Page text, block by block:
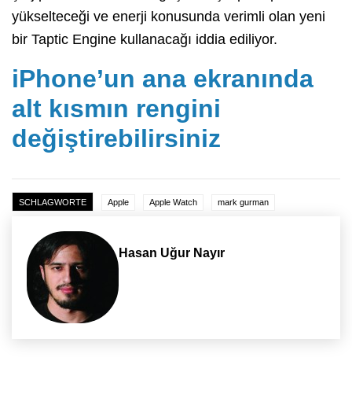
yükselteceği ve enerji konusunda verimli olan yeni
bir Taptic Engine kullanacağı iddia ediliyor.
iPhone’un ana ekranında
alt kısmın rengini
değiştirebilirsiniz
SCHLAGWORTE Apple Apple Watch mark gurman
Hasan Uğur Nayır